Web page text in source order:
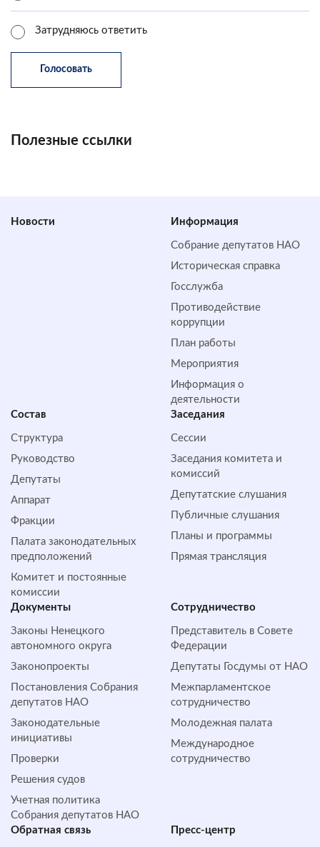
Затрудняюсь ответить
Полезные ссылки
Новости Информация
Собрание депутатов НАО
Историческая справка
Госслужба
Противодействие
коррупции
План работы
Мероприятия
Информация о
деятельности
Состав
Структура
Руководство
Депутаты
Аппарат
Фракции
Палата законодательных
предположений
Комитет и постоянные
комиссии
Заседания
Сессии
Заседания комитета и
комиссий
Депутатские слушания
Публичные слушания
Планы и программы
Прямая трансляция
Документы
Законы Ненецкого
автономного округа
Законопроекты
Постановления Собрания
депутатов НАО
Законодательные
инициативы
Проверки
Решения судов
Учетная политика
Собрания депутатов НАО
Сотрудничество
Представитель в Совете
Федерации
Депутаты Госдумы от НАО
Межпарламентское
сотрудничество
Молодежная палата
Международное
сотрудничество
Обратная cвязь Пресс-центр